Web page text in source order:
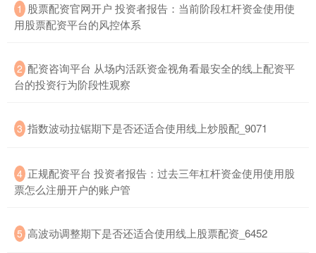
1 ​股票配资官网开户 投资者报告：当前阶段杠杆资金使用使
用股票配资平台的风控体系
2 ​配资咨询平台 从场内活跃资金视角看最安全的线上配资平
台的投资行为阶段性观察
3 ​指数波动拉锯期下是否还适合使用线上炒股配_9071
4 ​正规配资平台 投资者报告：过去三年杠杆资金使用使用股
票怎么注册开户的账户管
5 ​高波动调整期下是否还适合使用线上股票配资_6452